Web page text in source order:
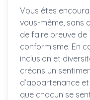
Vous êtes
vous-même, sans
de faire preuve de
conformisme. En
inclusion et
créons un
d’appartenance
que chacun se